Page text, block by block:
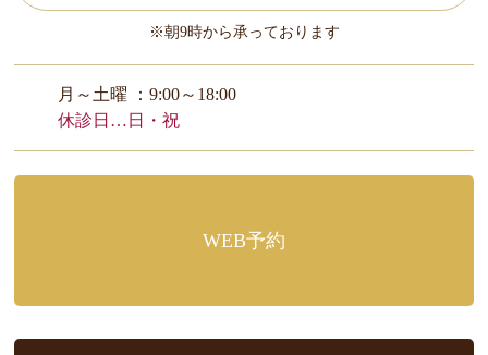
※朝9時から承っております
月～土曜 ：9:00～18:00
休診日…日・祝
WEB予約